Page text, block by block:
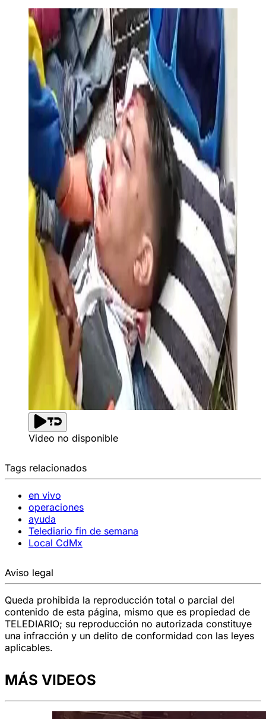
Video no disponible
Tags relacionados
en vivo
operaciones
ayuda
Telediario fin de semana
Local CdMx
Aviso legal
Queda prohibida la reproducción total o parcial del
contenido de esta página, mismo que es propiedad de
TELEDIARIO; su reproducción no autorizada constituye
una infracción y un delito de conformidad con las leyes
aplicables.
MÁS VIDEOS